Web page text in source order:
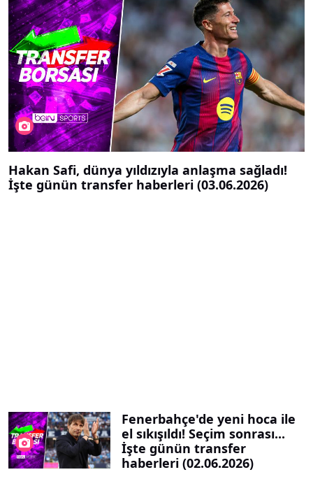
Hakan Safi, dünya yıldızıyla anlaşma sağladı!
İşte günün transfer haberleri (03.06.2026)
Fenerbahçe'de yeni hoca ile
el sıkışıldı! Seçim sonrası...
İşte günün transfer
haberleri (02.06.2026)